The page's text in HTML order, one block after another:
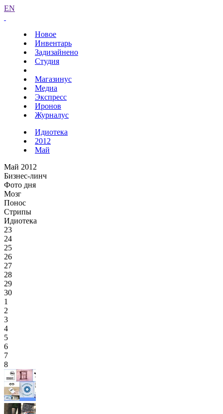
EN
Новое
Инвентарь
Задизайнено
Студия
Магазинус
Медиа
Экспресс
Иронов
Журналус
Идиотека
2012
Май
Май 2012
Бизнес-линч
Фото дня
Мозг
Понос
Стрипы
Идиотека
23
24
25
26
27
28
29
30
1
2
3
4
5
6
7
8